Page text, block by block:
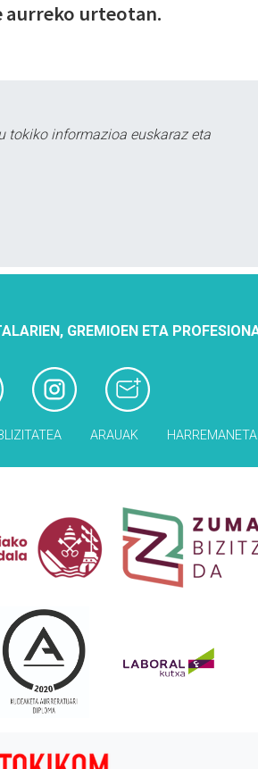
aurreko urteotan.
tokiko informazioa euskaraz eta
GREMIOEN ETA
ARAUAK